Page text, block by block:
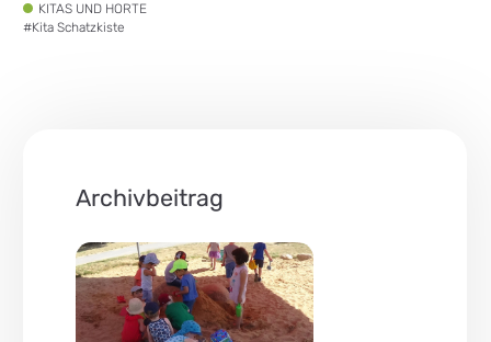
Tags:KITAS UND HORTE
#Kita Schatzkiste
Archivbeitrag